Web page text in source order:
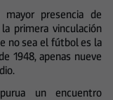
presencia de
primera vinculación
no sea el fútbol es la
1948, apenas nueve
un encuentro